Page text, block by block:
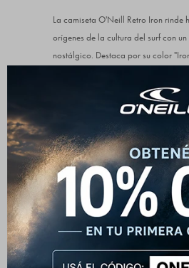
La camiseta O'Neill Retro Iron rinde
orígenes de la cultura del surf con
nostálgico. Destaca por su color
perfecta para su gráfica de
las décadas de los 70 y 80.
El diseño incluye un pequeño
una impresión de gran formato en
el nombre de la marca sobre franjas
naranja quemado, junto con la
recordando el año de fundación de
Características